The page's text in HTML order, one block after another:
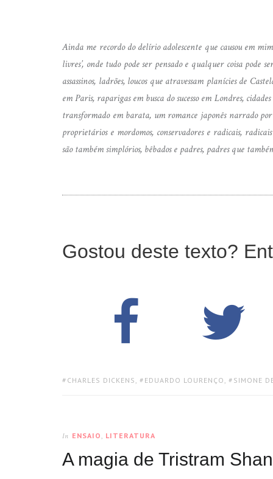
Ainda me recordo do delírio adolescente que causou em
livres’, onde tudo pode ser pensado e qualquer coisa pode
assassinos, ladrões, loucos que atravessam planícies de
em Paris, raparigas em busca do sucesso em Londres,
transformado em barata, um romance japonês narrado por
proprietários e mordomos, conservadores e radicais,
são também simplórios, bêbados e padres, padres que
Gostou deste texto?
TAGS:
CHARLES DICKENS EDUARDO LOURENÇO SIMONE
In ENSAIO , LITERATURA
A magia de Tristram